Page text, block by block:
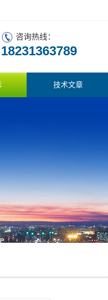
咨询热线：
18231363789
技术文章